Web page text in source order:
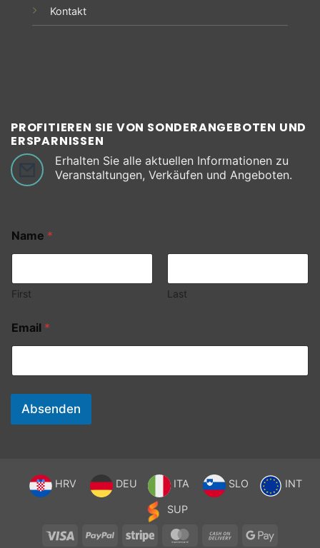
Kontakt
PROFITIEREN SIE VON SONDERANGEBOTEN UND
ERSPARNISSEN
Erhalten Sie alle aktuellen Informationen zu
Veranstaltungen, Verkäufen und Angeboten.
Name *
First Last
Email *
Absenden
HRV DEU ITA SLO INT
SUP
Visa PayPal Stripe MasterCardCash
Google